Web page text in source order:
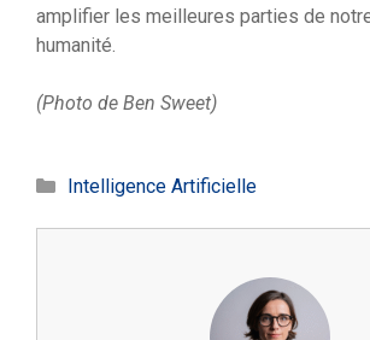
amplifier les meilleures parties de
humanité.
(Photo de Ben Sweet)
Catégories
Intelligence Artificielle